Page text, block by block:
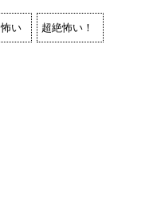
怖い 超絶怖い！